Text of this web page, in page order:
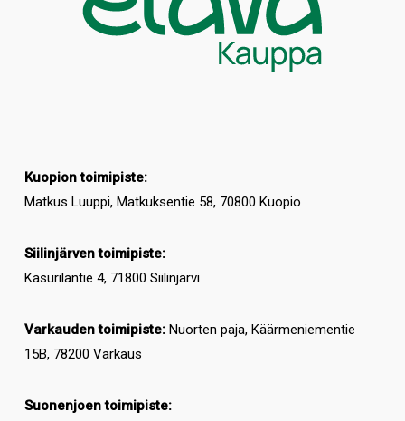
Kuopion toimipiste:
Matkus Luuppi, Matkuksentie 58, 70800 Kuopio
Siilinjärven toimipiste:
Kasurilantie 4, 71800 Siilinjärvi
Varkauden toimipiste:Nuorten paja, Käärmeniementie
15B, 78200 Varkaus
Suonenjoen toimipiste: